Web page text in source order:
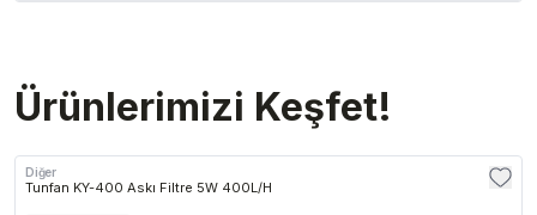
Ürünlerimizi Keşfet!
Diğer
Tunfan KY-400 Askı Filtre 5W 400L/H